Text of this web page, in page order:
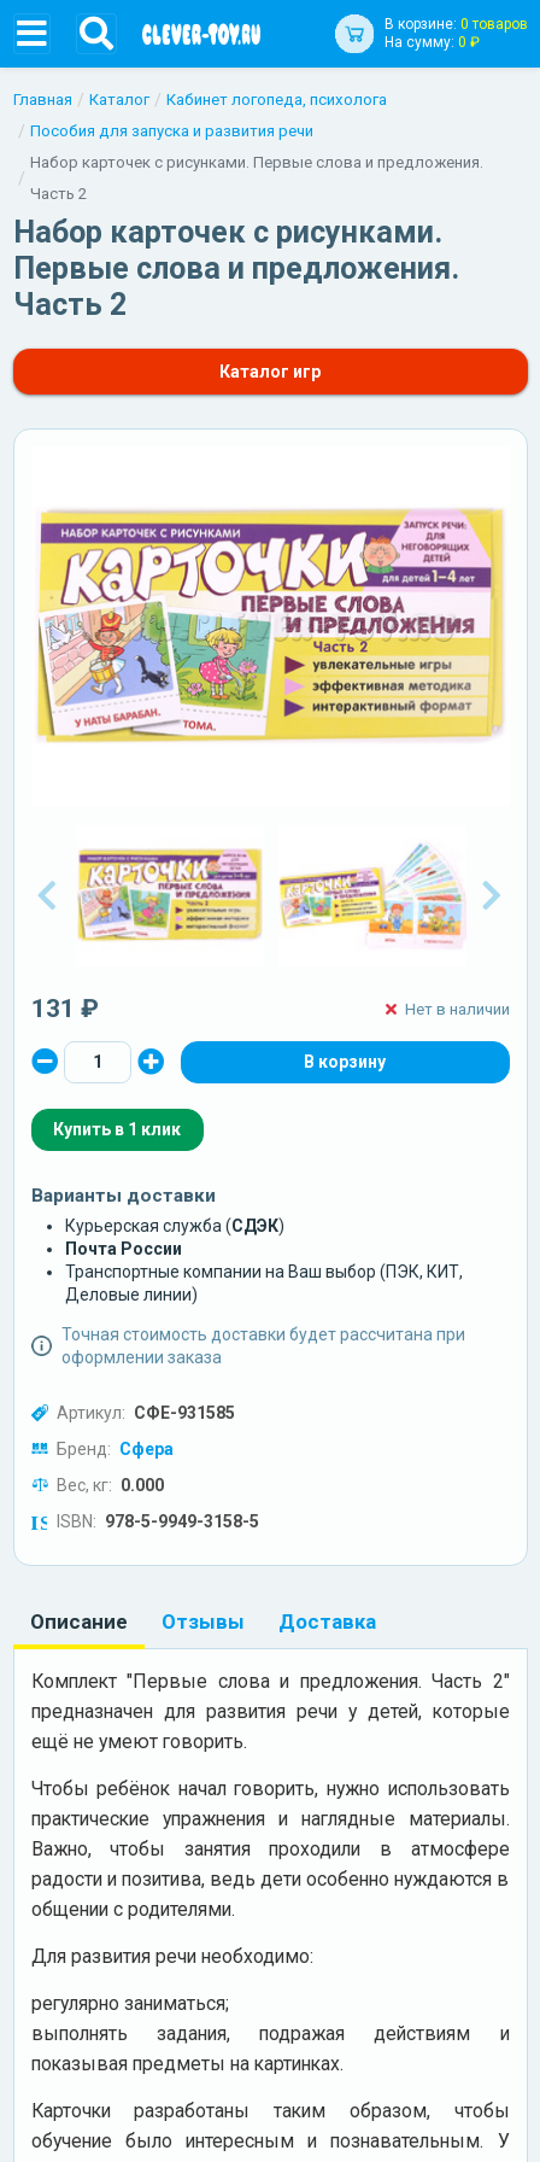
В корзине: 0 товаров
На сумму: 0 ₽
Главная Каталог
Кабинет логопеда, психолога
Пособия для запуска и развития речи
Набор карточек с рисунками. Первые слова и предложения.
Часть 2
Набор карточек с рисунками.
Первые слова и предложения.
Часть 2
Каталог игр
131 ₽ Нет в наличии
Купить в 1 клик
Варианты доставки
Курьерская служба (СДЭК)
Почта России
Транспортные компании на Ваш выбор (ПЭК, КИТ,
Деловые линии)
Точная стоимость доставки будет рассчитана при
оформлении заказа
Артикул: СФЕ-931585
Бренд: Сфера
Вес, кг: 0.000
ISBN: 978-5-9949-3158-5
Описание Отзывы Доставка
Комплект "Первые слова и предложения. Часть 2"
предназначен для развития речи у детей, которые
ещё не умеют говорить.
Чтобы ребёнок начал говорить, нужно использовать
практические упражнения и наглядные материалы.
Важно, чтобы занятия проходили в атмосфере
радости и позитива, ведь дети особенно нуждаются в
общении с родителями.
Для развития речи необходимо:
регулярно заниматься;
выполнять задания, подражая действиям и
показывая предметы на картинках.
Карточки разработаны таким образом, чтобы
обучение было интересным и познавательным. У